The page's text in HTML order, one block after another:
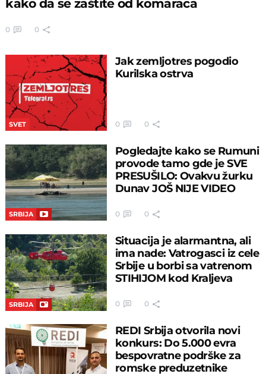
kako da se zaštite od komaraca
0 0
SVET
Jak zemljotres pogodio
Kurilska ostrva
0 0
SRBIJA
Pogledajte kako se Rumuni
provode tamo gde je SVE
PRESUŠILO: Ovakvu žurku
Dunav JOŠ NIJE VIDEO
0 0
SRBIJA
Situacija je alarmantna, ali
ima nade: Vatrogasci iz cele
Srbije u borbi sa vatrenom
STIHIJOM kod Kraljeva
0 0
REDI Srbija otvorila novi
konkurs: Do 5.000 evra
bespovratne podrške za
romske preduzetnike